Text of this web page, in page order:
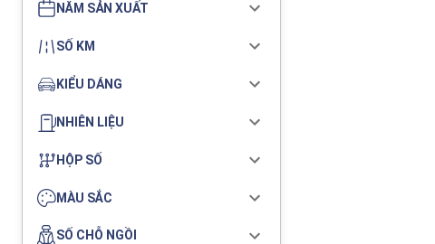
NĂM SẢN XUẤT
SỐ KM
KIỂU DÁNG
NHIÊN LIỆU
HỘP SỐ
MÀU SẮC
SỐ CHỖ NGỒI